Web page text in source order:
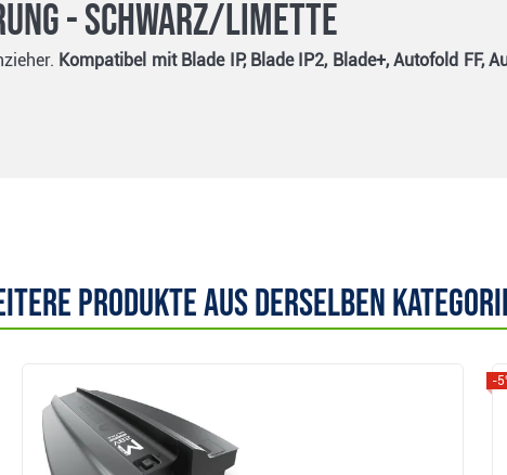
- schwarz/limette
Kompatibel mit Blade IP, Blade IP2, Blade+, Autofold FF,
Produkte aus derselben
-